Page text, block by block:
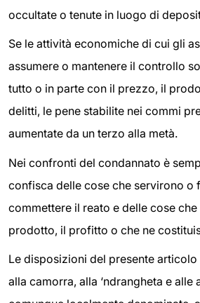
occultate o tenute in luogo di
Se le attività economiche di cui gli
assumere o mantenere il controllo
tutto o in parte con il prezzo, il
delitti, le pene stabilite nei commi
aumentate da un terzo alla metà.
Nei confronti del condannato è
confisca delle cose che servirono o
commettere il reato e delle cose
prodotto, il profitto o che ne
Le disposizioni del presente
alla camorra, alla ‘ndrangheta e alle